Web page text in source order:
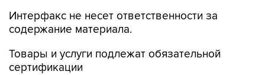
Интерфакс не несет ответственности за
содержание материала.
Товары и услуги подлежат обязательной
сертификации